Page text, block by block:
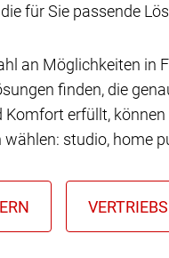
für Sie passende
an Möglichkeiten in
finden, die
Komfort erfüllt,
studio, home